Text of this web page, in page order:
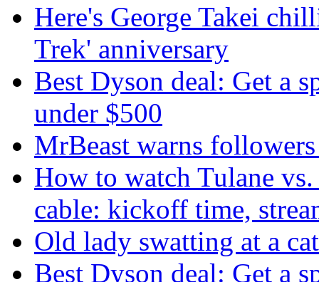
Here's George Takei
Trek' anniversary
Best Dyson deal: Get a
under $500
MrBeast warns
How to watch Tulane
cable: kickoff time,
Old lady swatting at a
Best Dyson deal: Get a